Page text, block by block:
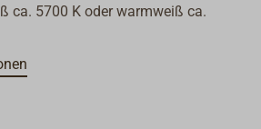
ca. 5700 K oder warmweiß ca.